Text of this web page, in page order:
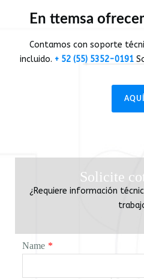
En ttemsa
Contamos con soporte
incluido. + 52 (55) 5352-0191
AQUÍ
Solicite
¿Requiere información
Name *